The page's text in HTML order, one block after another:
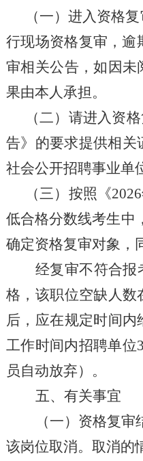
（一）进入资格
行现场资格复审，逾
审相关公告，如因
果由本人承担。
（二）请进入资
告》的要求提供相关
社会公开招聘事业单
（三）按照《
低合格分数线考生中
确定资格复审对象，
经复审不符合报
格，该职位空缺人
后，应在规定时间
工作时间内招聘单位
员自动放弃）。
五、有关事宜
（一）资格复
该岗位取消。取消的